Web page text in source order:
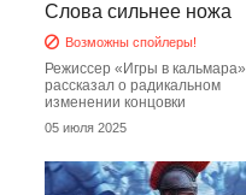
Слова сильнее ножа
Возможны спойлеры!
Режиссер «Игры в кальмара»
рассказал о радикальном
изменении концовки
05 июля 2025